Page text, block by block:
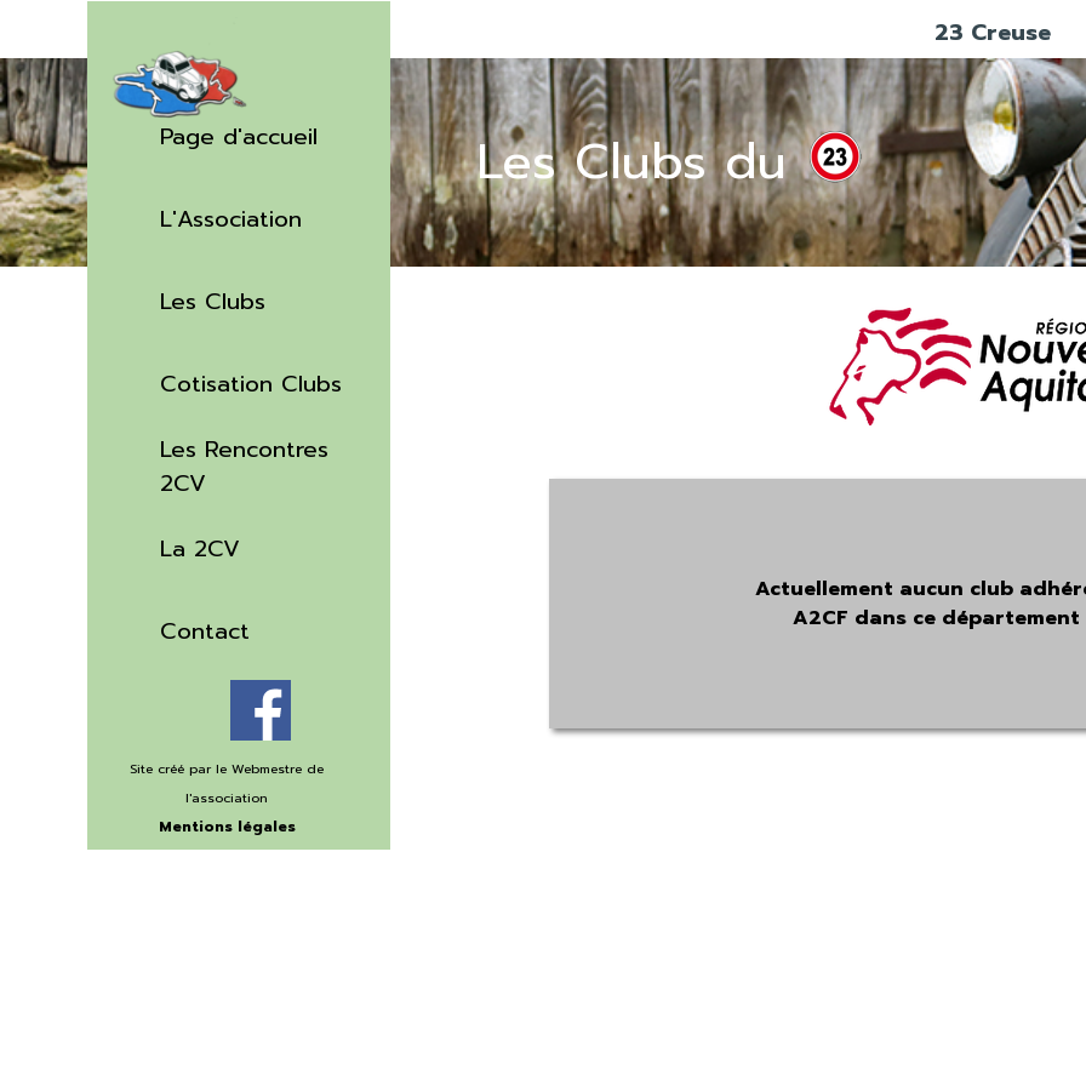
Page d'accueil
L'Association
Les Clubs
Cotisation Clubs
Les Rencontres
2CV
La 2CV
Contact
Site créé par le Webmestre de
l'association
Mentions légales
©Copyright 2020
23 Creuse
Les Clubs du
Actuellement aucun club
A2CF dans ce département